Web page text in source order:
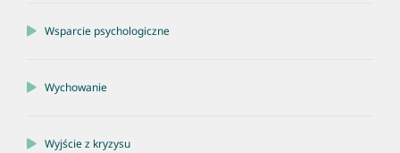
Wsparcie psychologiczne
Wychowanie
Wyjście z kryzysu